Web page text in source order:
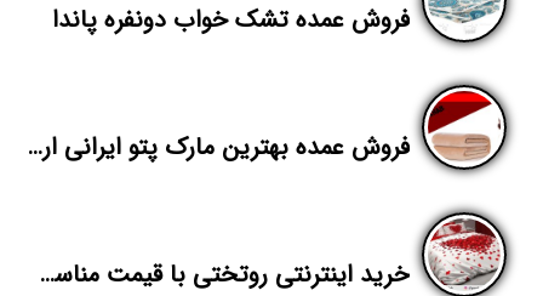
فروش عمده تشک خواب دونفره پاندا
فروش عمده بهترین مارک پتو ایرانی ارزان
خرید اینترنتی روتختی با قیمت مناسب | صادرات روتختی دونفره به عراق | پاندا